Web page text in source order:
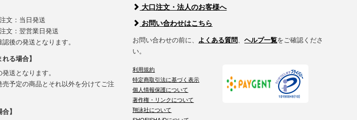
文：当日発送
文：翌営業日発送
後の発送となります。
る場合】
送となります。
予定の商品とそれ以外を分けてご注
】
大口注文・法人のお客様へ
お問い合わせはこちら
お問い合わせの前に、 よくある質問 、ヘルプ一覧をご確認くださ
い。
利用規約
特定商取引法に基づく表示
個人情報保護について
著作権・リンクについて
翔泳社について